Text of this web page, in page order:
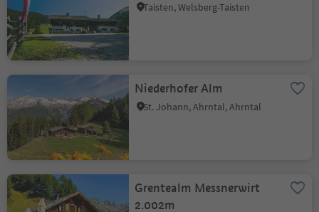
Taisten, Welsberg-Taisten
Niederhofer Alm
St. Johann, Ahrntal, Ahrntal
Grentealm Messnerwirt
2.002m